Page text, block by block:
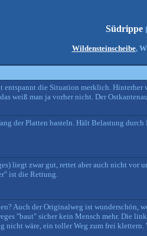
Südrippe
Wildensteinscheibe,
die Situation merklich. Hinterher
weiß man ja vorher nicht. Der
der Platten basteln. Hält Belastung durch
liegt zwar gut, rettet aber auch nicht vor
ist die Rettung.
Auch der Originalweg ist wunderschön,
"baut" sicher kein Mensch mehr. Die
nicht wäre, ein toller Weg zum frei